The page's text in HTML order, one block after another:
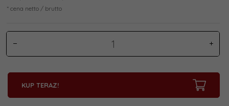
* cena netto / brutto
KUP TERAZ!